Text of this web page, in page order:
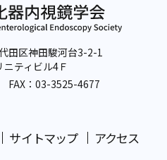
田区神田駿河台3-2-1
ティビル4Ｆ
：03-3525-4677
サイトマップ アクセス